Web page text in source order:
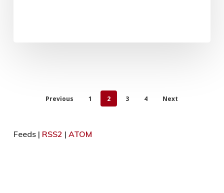
Previous 1 2 3 4 Next
Feeds | RSS2 | ATOM